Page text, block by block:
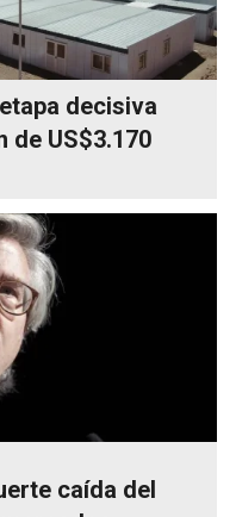
decisiva
de US$3.170
caída del